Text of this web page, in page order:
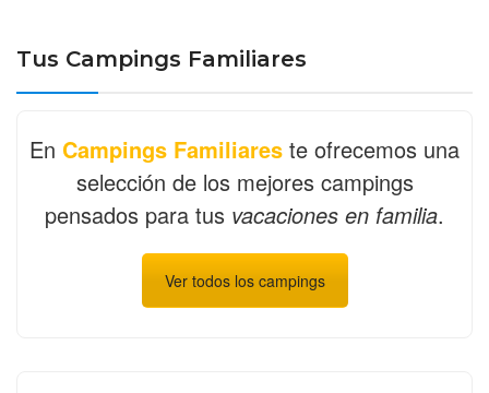
Tus Campings Familiares
En Campings Familiares te ofrecemos una
selección de los mejores campings
pensados para tus vacaciones en familia.
Ver todos los campings